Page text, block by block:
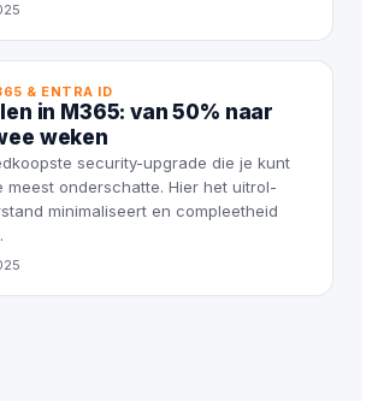
& ENTRA ID
in M365: van 50% naar
weken
security-upgrade die je kunt
onderschatte. Hier het uitrol-
minimaliseert en compleetheid